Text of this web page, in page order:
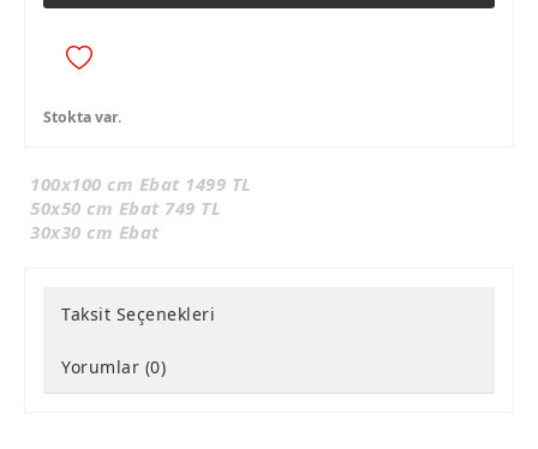
Stokta var.
100x100 cm Ebat 1499 TL
50x50 cm Ebat 749 TL
30x30 cm Ebat
Taksit Seçenekleri
Yorumlar (0)